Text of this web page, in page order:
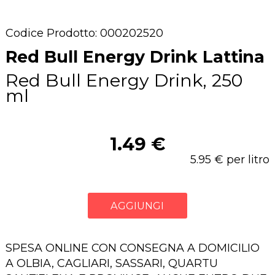
Codice Prodotto: 000202520
Red Bull Energy Drink Lattina
Red Bull Energy Drink, 250
ml
1.49 €
5.95 € per litro
AGGIUNGI
SPESA ONLINE CON CONSEGNA A DOMICILIO
A OLBIA, CAGLIARI, SASSARI, QUARTU